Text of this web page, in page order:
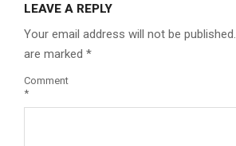
LEAVE A REPLY
Your email address will not be published.
are marked *
Comment
*